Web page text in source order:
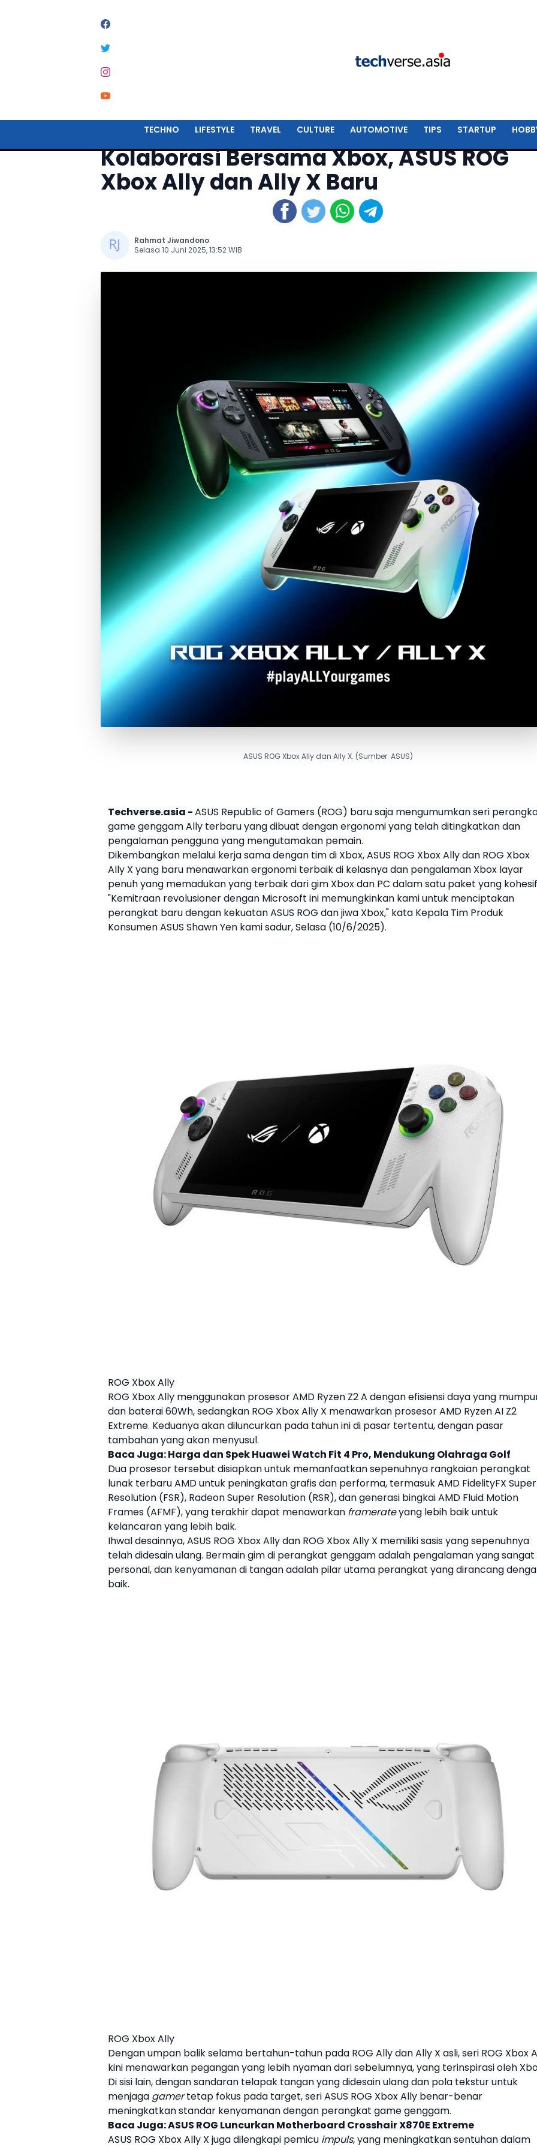
TECHNO LIFESTYLE TRAVEL CULTURE AUTOMOTIVE TIPS STARTUP
Kolaborasi Bersama Xbox, ASUS ROG
Xbox Ally dan Ally X Baru
Rahmat Jiwandono
Selasa 10 Juni 2025, 13:52 WIB
ASUS ROG Xbox Ally dan Ally X. (Sumber: ASUS)
Techverse.asia -ASUS Republic of Gamers (ROG) baru saja mengumumkan seri
game genggamAlly terbaru yang dibuat dengan ergonomi yang telah ditingkatkan dan
pengalaman pengguna yang mengutamakan pemain.
Dikembangkan melalui kerja sama dengan tim di Xbox,ASUS ROG Xbox Ally dan ROG Xbox
Ally X yang baru menawarkan ergonomi terbaik di kelasnya dan pengalaman Xbox layar
penuh yang memadukan yang terbaik dari gim Xbox dan PC dalam satu paket yang
"Kemitraan revolusioner dengan Microsoft ini memungkinkan kami untuk menciptakan
perangkat baru dengan kekuatan ASUS ROG dan jiwa Xbox," kata Kepala Tim Produk
Konsumen ASUS Shawn Yen kami sadur, Selasa (10/6/2025).
ROG Xbox Ally
ROG Xbox Ally menggunakan prosesorAMD Ryzen Z2 A dengan efisiensi daya yang
dan baterai 60Wh, sedangkan ROG Xbox Ally X menawarkan prosesorAMD Ryzen AI Z2
Extreme. Keduanya akan diluncurkan pada tahun ini di pasar tertentu, dengan pasar
tambahan yang akan menyusul.
Baca Juga:Harga dan Spek Huawei Watch Fit 4 Pro, Mendukung Olahraga Golf
Dua prosesor tersebut disiapkan untuk memanfaatkan sepenuhnya rangkaian perangkat
lunak terbaruAMDuntuk peningkatan grafis dan performa, termasukAMD FidelityFX Super
Resolution (FSR), Radeon Super Resolution (RSR), dan generasi bingkaiAMD Fluid Motion
Frames (AFMF), yang terakhir dapat menawarkan framerateyang lebih baik untuk
kelancaran yang lebih baik.
Ihwal desainnya, ASUS ROG Xbox Ally dan ROG Xbox Ally X memiliki sasis yang sepenuhnya
telah didesain ulang. Bermain gim di perangkat genggam adalah pengalaman yang sangat
personal, dan kenyamanan di tangan adalah pilar utama perangkat yang dirancang
baik.
ROG Xbox Ally
Dengan umpan balik selama bertahun-tahun pada ROG Ally dan Ally X asli, seri ROG Xbox
kini menawarkan pegangan yang lebih nyaman dari sebelumnya, yang terinspirasi oleh
Di sisi lain, dengan sandaran telapak tangan yang didesain ulang dan pola tekstur untuk
menjaga gamertetap fokus pada target, seriASUS ROG Xbox Ally benar-benar
meningkatkan standar kenyamanan dengan perangkat game genggam.
Baca Juga:ASUS ROG Luncurkan Motherboard Crosshair X870E Extreme
ASUS ROG Xbox Ally X juga dilengkapi pemicu impuls, yang meningkatkan sentuhan dalam